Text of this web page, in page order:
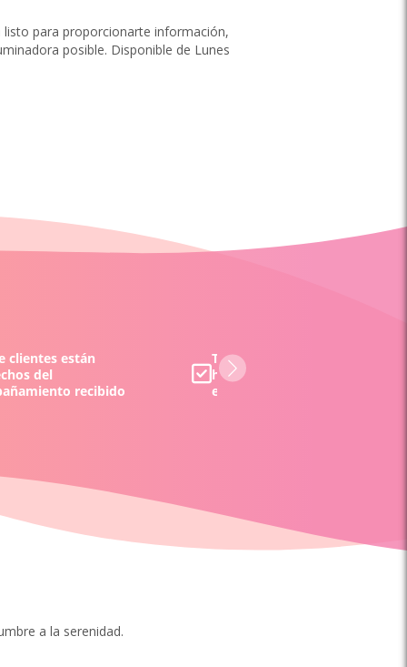
listo para proporcionarte información,
posible. Disponible de Lunes
clientes están
del
recibido
Todos los tarotistas y/o
han sido evaluados por
equipo y por nuestros clientes
a la serenidad.